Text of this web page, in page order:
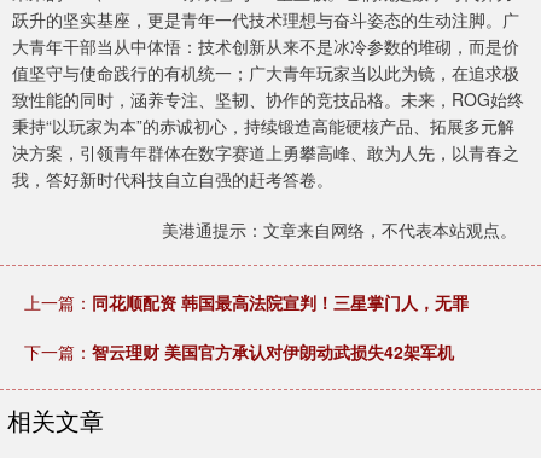
跃升的坚实基座，更是青年一代技术理想与奋斗姿态的生动注脚。广
大青年干部当从中体悟：技术创新从来不是冰冷参数的堆砌，而是价
值坚守与使命践行的有机统一；广大青年玩家当以此为镜，在追求极
致性能的同时，涵养专注、坚韧、协作的竞技品格。未来，ROG始终
秉持“以玩家为本”的赤诚初心，持续锻造高能硬核产品、拓展多元解
决方案，引领青年群体在数字赛道上勇攀高峰、敢为人先，以青春之
我，答好新时代科技自立自强的赶考答卷。
美港通提示：文章来自网络，不代表本站观点。
上一篇： 同花顺配资 韩国最高法院宣判！三星掌门人，无罪
下一篇： 智云理财 美国官方承认对伊朗动武损失42架军机
相关文章